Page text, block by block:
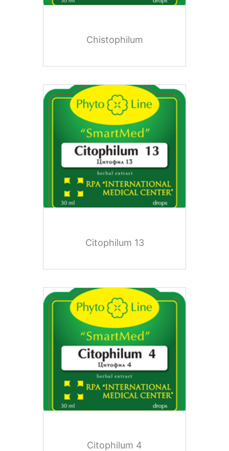
Chistophilum
Citophilum 13
Citophilum 4